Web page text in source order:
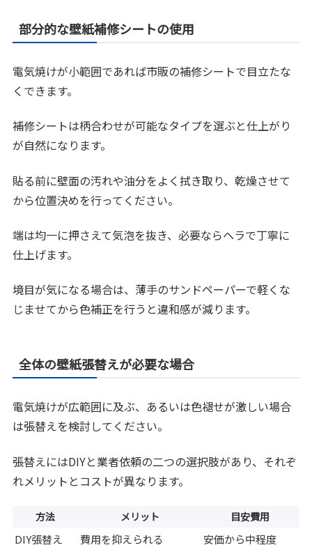
部分的な壁紙補修シートの使用
電気焼けが小範囲であれば市販の補修シートで目立たな
くできます。
補修シートは柄合わせが可能なタイプを選ぶと仕上がり
が自然になります。
貼る前に壁面の汚れや油分をよく拭き取り、乾燥させて
から位置決めを行ってください。
端は均一に押さえて気泡を抜き、必要ならヘラで丁寧に
仕上げます。
境目が気になる場合は、薄手のサンドペーパーで軽くな
じませてから色補正を行うと違和感が減ります。
全体の壁紙張替えが必要な場合
電気焼けが広範囲に及ぶ、あるいは色褪せが激しい場合
は張替えを検討してください。
張替えにはDIYと業者依頼の二つの選択肢があり、それぞ
れメリットとコストが異なります。
方法 メリット 目安費用
DIY張替え 費用を抑えられる
安価から中程度